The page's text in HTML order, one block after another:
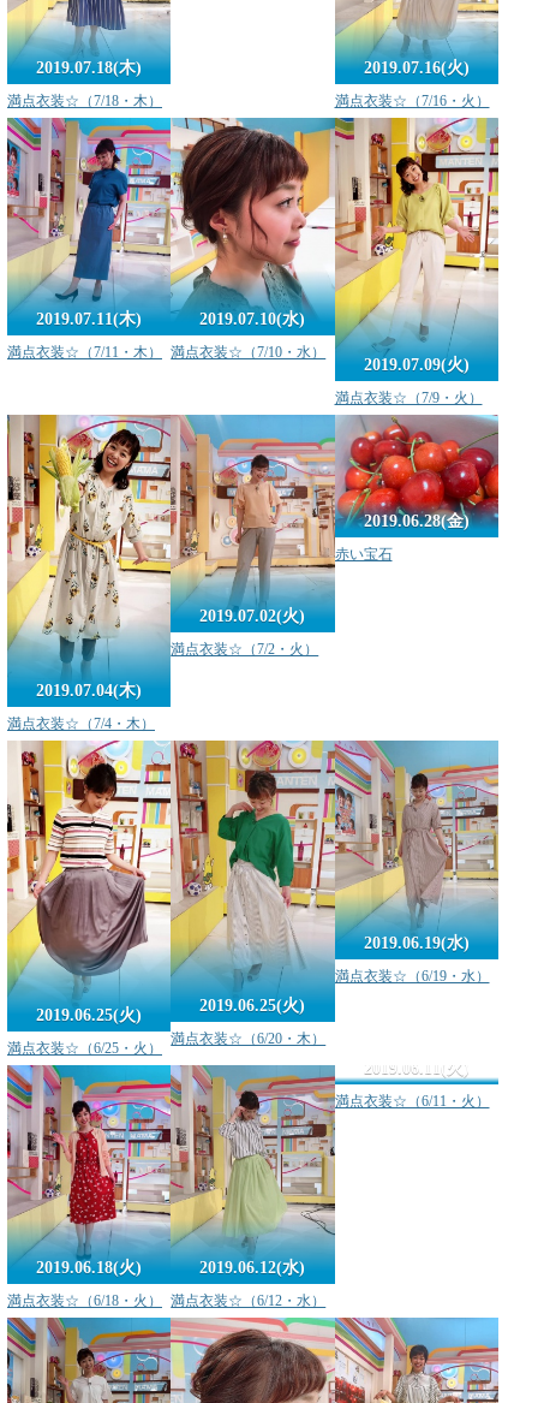
2019.07.18(木)
満点衣装☆（7/18・木）
2019.07.16(火)
満点衣装☆（7/16・火）
2019.07.11(木)
満点衣装☆（7/11・木）
2019.07.10(水)
満点衣装☆（7/10・水）
2019.07.09(火)
満点衣装☆（7/9・火）
2019.07.04(木)
満点衣装☆（7/4・木）
2019.07.02(火)
満点衣装☆（7/2・火）
2019.06.28(金)
赤い宝石
2019.06.25(火)
満点衣装☆（6/25・火）
2019.06.25(火)
満点衣装☆（6/20・木）
2019.06.19(水)
満点衣装☆（6/19・水）
2019.06.18(火)
満点衣装☆（6/18・火）
2019.06.12(水)
満点衣装☆（6/12・水）
2019.06.11(火)
満点衣装☆（6/11・火）